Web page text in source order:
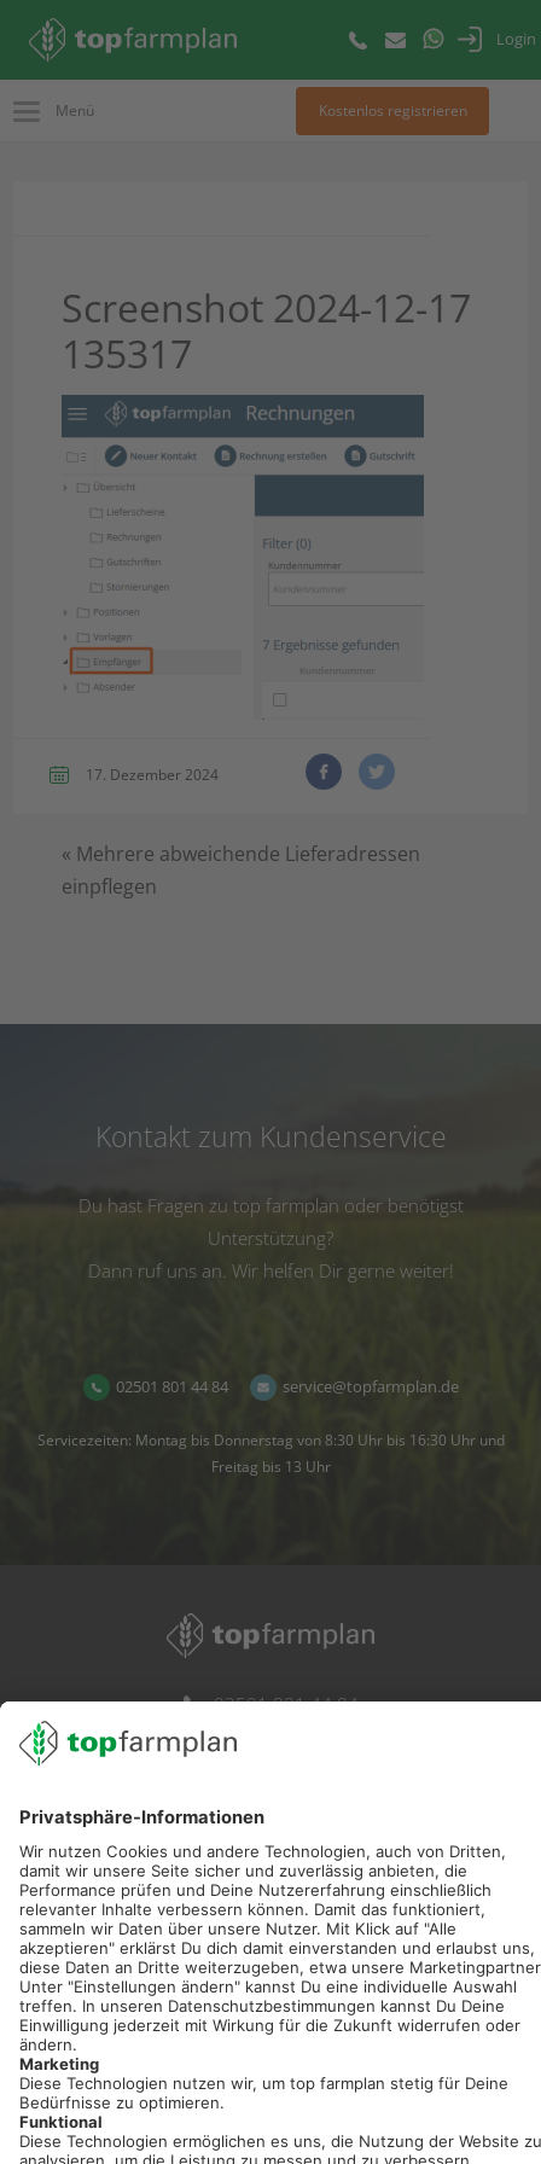
Login
Menü Kostenlos registrieren
Screenshot 2024-12-17
135317
17. Dezember 2024
« Mehrere abweichende Lieferadressen
einpflegen
Kontakt zum Kundenservice
Du hast Fragen zu top farmplan oder benötigst
Unterstützung?
Dann ruf uns an. Wir helfen Dir gerne weiter!
02501 801 44 84 service@topfarmplan.de
Servicezeiten: Montag bis Donnerstag von 8:30 Uhr bis 16:30 Uhr und
Freitag bis 13 Uhr
02501 801 44 84
service@topfarmplan.de
Sei immer auf dem Laufenden!
Neue Features, spannende Tipps und hilfreiche Anleitungen!
Optimiere Dein Agrarbüro -
einfach und bequem!